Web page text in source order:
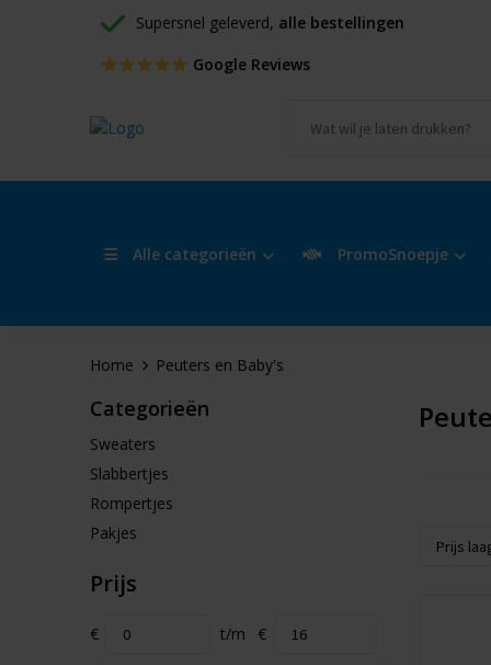
Supersnel geleverd, alle bestellingen
Google Reviews
Alle categorieën PromoSnoepje
Home Peuters en Baby's
Categorieën
Sweaters
Slabbertjes
Rompertjes
Pakjes
Prijs
€ t/m €